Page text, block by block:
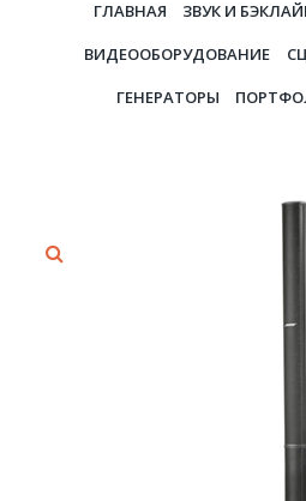
ГЛАВНАЯ ЗВУК И
ВИДЕООБОРУДОВАНИЕ
ГЕНЕРАТОРЫ